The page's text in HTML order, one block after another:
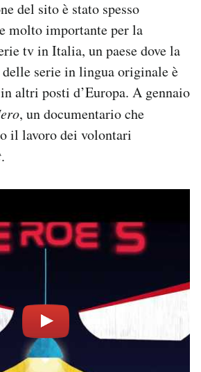
del sito è stato spesso
molto importante per la
tv in Italia, un paese dove la
serie in lingua originale è
altri posti d’Europa. A gennaio
, un documentario che
il lavoro dei volontari
.